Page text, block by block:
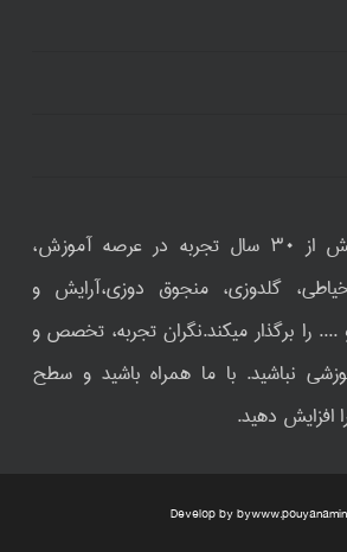
با بیش از ۳۰ سال تجربه در عرصه آموزش،
گلدوزی، منجوق دوزی،آرایش و
را برگذار میکند.نگران تجربه، تخصص و
نباشید. با ما همراه باشید و سطح
افزایش دهید.
Develop by by